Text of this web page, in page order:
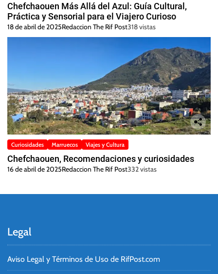
Chefchaouen Más Allá del Azul: Guía Cultural,
Práctica y Sensorial para el Viajero Curioso
18 de abril de 2025Redaccion The Rif Post318 vistas
Curiosidades Marruecos Viajes y Cultura
Chefchaouen, Recomendaciones y curiosidades
16 de abril de 2025Redaccion The Rif Post332 vistas
Legal
Aviso Legal y Términos de Uso de RifPost.com